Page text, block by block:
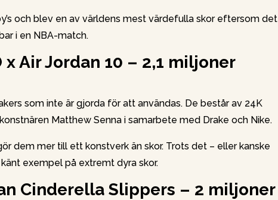
och blev en av världens mest värdefulla skor eftersom det
i en NBA-match.
x Air Jordan 10 – 2,1 miljoner
som inte är gjorda för att användas. De består av 24K
Matthew Senna i samarbete med Drake och Nike.
dem mer till ett konstverk än skor. Trots det – eller kanske
exempel på extremt dyra skor.
Cinderella Slippers – 2 miljoner